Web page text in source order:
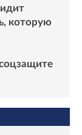
которую